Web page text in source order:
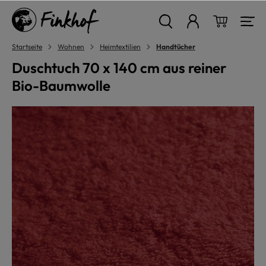
springen
Startseite Wohnen Heimtextilien Handtücher
Duschtuch 70 x 140 cm aus reiner
Bio-Baumwolle
Bildergalerie überspringen